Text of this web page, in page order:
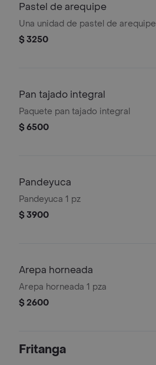
Pastel de arequipe
Una unidad de pastel de arequipe
$ 3250
Pan tajado integral
Paquete pan tajado integral
$ 6500
Pandeyuca
Pandeyuca 1 pz
$ 3900
Arepa horneada
Arepa horneada 1 pza
$ 2600
Fritanga